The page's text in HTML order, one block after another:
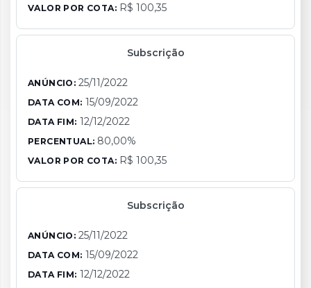
VALOR POR COTA: R$ 100,35
Subscrição
ANÚNCIO: 25/11/2022
DATA COM: 15/09/2022
DATA FIM: 12/12/2022
PERCENTUAL: 80,00%
VALOR POR COTA: R$ 100,35
Subscrição
ANÚNCIO: 25/11/2022
DATA COM: 15/09/2022
DATA FIM: 12/12/2022